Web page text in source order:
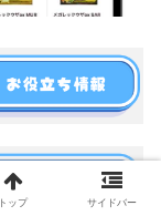
トップ サイドバー